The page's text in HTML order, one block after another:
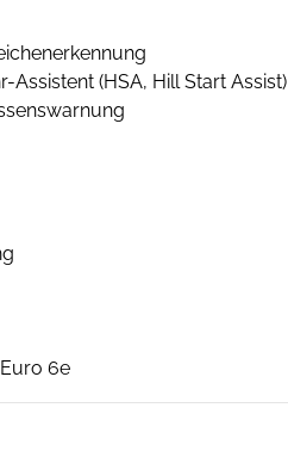
Assistent (HSA, Hill Start Assist)
6e